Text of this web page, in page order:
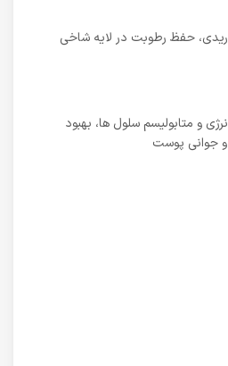
حفظ رطوبت در لایه شاخی
و متابولیسم سلول ها، بهبود
جوانی پوست